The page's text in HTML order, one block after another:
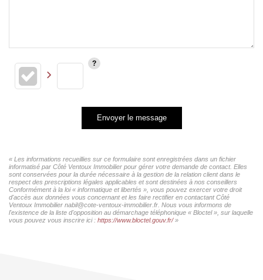
Envoyer le message
« Les informations recueillies sur ce formulaire sont enregistrées dans un fichier
informatisé par Côté Ventoux Immobilier pour gérer votre demande de contact. Elles
sont conservées pour la durée nécessaire à la gestion de la relation client dans le
respect des prescriptions légales applicables et sont destinées à nos conseillers
Conformément à la loi « informatique et libertés », vous pouvez exercer votre droit
d'accès aux données vous concernant et les faire rectifier en contactant Côté
Ventoux Immobilier nabil@cote-ventoux-immobilier.fr. Nous vous informons de
l'existence de la liste d'opposition au démarchage téléphonique « Bloctel », sur laquelle
vous pouvez vous inscrire ici : https://www.bloctel.gouv.fr/»